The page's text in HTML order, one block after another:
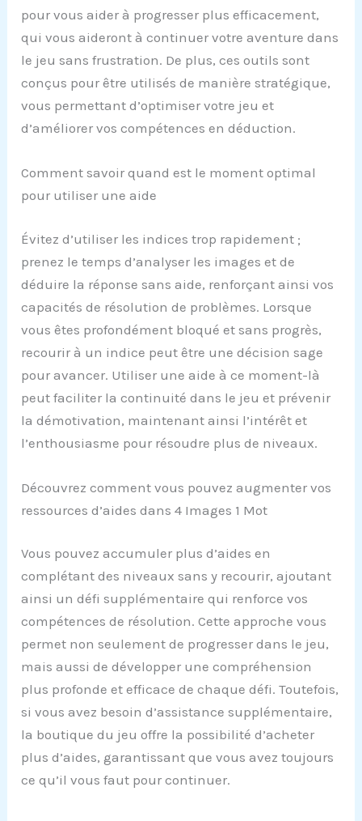
pour vous aider à progresser plus efficacement,
qui vous aideront à continuer votre aventure dans
le jeu sans frustration. De plus, ces outils sont
conçus pour être utilisés de manière stratégique,
vous permettant d’optimiser votre jeu et
d’améliorer vos compétences en déduction.
Comment savoir quand est le moment optimal
pour utiliser une aide
Évitez d’utiliser les indices trop rapidement ;
prenez le temps d’analyser les images et de
déduire la réponse sans aide, renforçant ainsi vos
capacités de résolution de problèmes. Lorsque
vous êtes profondément bloqué et sans progrès,
recourir à un indice peut être une décision sage
pour avancer. Utiliser une aide à ce moment-là
peut faciliter la continuité dans le jeu et prévenir
la démotivation, maintenant ainsi l’intérêt et
l’enthousiasme pour résoudre plus de niveaux.
Découvrez comment vous pouvez augmenter vos
ressources d’aides dans 4 Images 1 Mot
Vous pouvez accumuler plus d’aides en
complétant des niveaux sans y recourir, ajoutant
ainsi un défi supplémentaire qui renforce vos
compétences de résolution. Cette approche vous
permet non seulement de progresser dans le jeu,
mais aussi de développer une compréhension
plus profonde et efficace de chaque défi. Toutefois,
si vous avez besoin d’assistance supplémentaire,
la boutique du jeu offre la possibilité d’acheter
plus d’aides, garantissant que vous avez toujours
ce qu’il vous faut pour continuer.